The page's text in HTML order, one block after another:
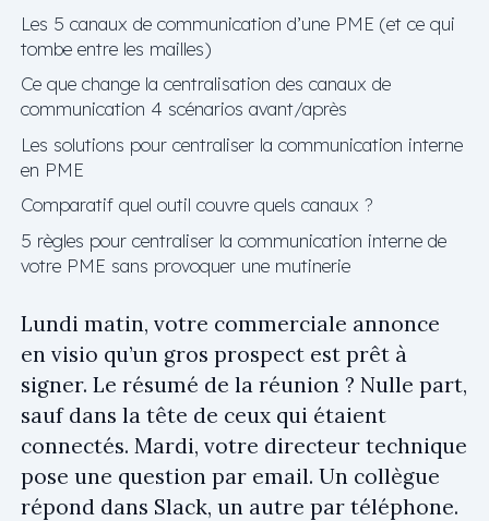
Les 5 canaux de communication d’une PME (et ce qui
tombe entre les mailles)
Ce que change la centralisation des canaux de
communication 4 scénarios avant/après
Les solutions pour centraliser la communication interne
en PME
Comparatif quel outil couvre quels canaux ?
5 règles pour centraliser la communication interne de
votre PME sans provoquer une mutinerie
Lundi matin, votre commerciale annonce
en visio qu’un gros prospect est prêt à
signer. Le résumé de la réunion ? Nulle part,
sauf dans la tête de ceux qui étaient
connectés. Mardi, votre directeur technique
pose une question par email. Un collègue
répond dans Slack, un autre par téléphone.